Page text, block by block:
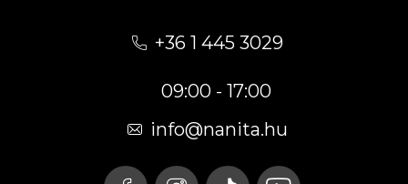
+36 1 445 3029
09:00 - 17:00
info@nanita.hu